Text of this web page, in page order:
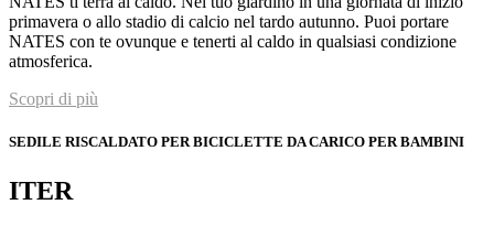
primavera o allo stadio di calcio nel tardo autunno. Puoi portare
NATES con te ovunque e tenerti al caldo in qualsiasi condizione
atmosferica.
Scopri di più
SEDILE RISCALDATO PER BICICLETTE DA CARICO PER BAMBINI
ITER